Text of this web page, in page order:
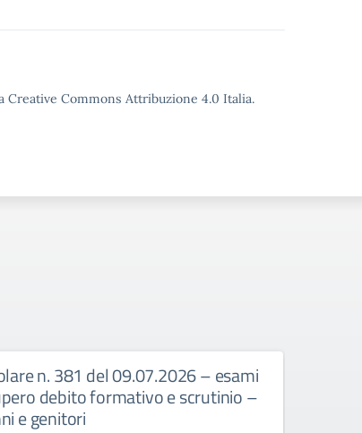
Creative Commons Attribuzione 4.0 Italia.
n. 381 del 09.07.2026 – esami
debito formativo e scrutinio –
e genitori